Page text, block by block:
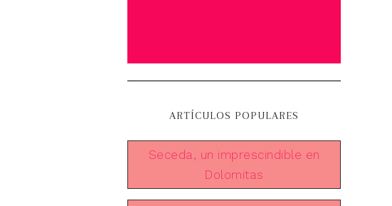
ARTÍCULOS POPULARES
Seceda, un imprescindible en
Dolomitas